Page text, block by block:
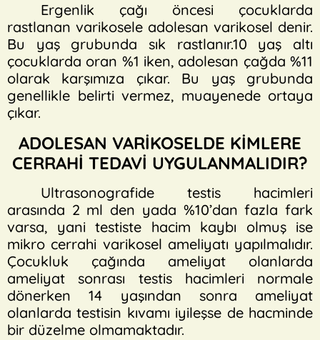
Ergenlik çağı öncesi çocuklarda
rastlanan varikosele adolesan varikosel denir.
Bu yaş grubunda sık rastlanır.10 yaş altı
çocuklarda oran %1 iken, adolesan çağda %11
olarak karşımıza çıkar. Bu yaş grubunda
genellikle belirti vermez, muayenede ortaya
çıkar.
ADOLESAN VARİKOSELDE KİMLERE
CERRAHİ TEDAVİ UYGULANMALIDIR?
Ultrasonografide testis hacimleri
arasında 2 ml den yada %10’dan fazla fark
varsa, yani testiste hacim kaybı olmuş ise
mikro cerrahi varikosel ameliyatı yapılmalıdır.
Çocukluk çağında ameliyat olanlarda
ameliyat sonrası testis hacimleri normale
dönerken 14 yaşından sonra ameliyat
olanlarda testisin kıvamı iyileşse de hacminde
bir düzelme olmamaktadır.